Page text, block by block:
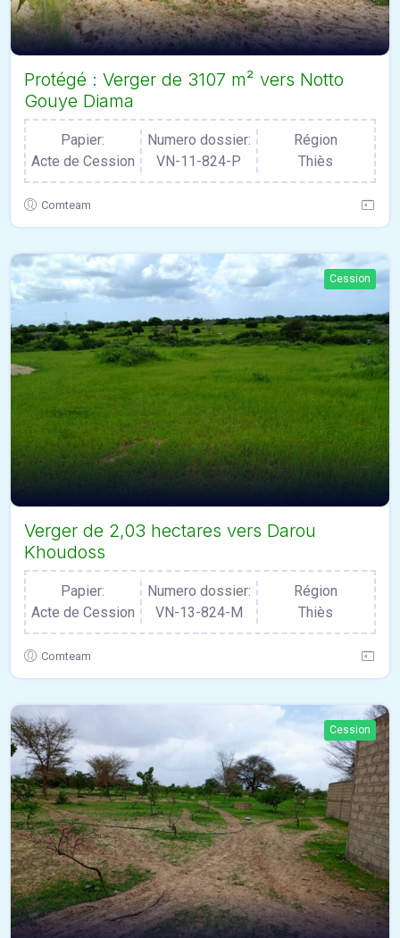
Protégé : Verger de 3107 m² vers Notto
Gouye Diama
Papier:
Acte de Cession
Numero dossier:
VN-11-824-P
Région
Thiès
Comteam
Cession
Verger de 2,03 hectares vers Darou
Khoudoss
Papier:
Acte de Cession
Numero dossier:
VN-13-824-M
Région
Thiès
Comteam
Cession